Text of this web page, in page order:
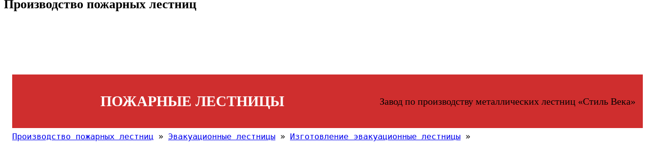
Производство пожарных лестниц
ПОЖАРНЫЕ ЛЕСТНИЦЫ Завод по производству металлических лестниц «Стиль Века»
Производство пожарных лестниц » Эвакуационные лестницы » Изготовление эвакуационные лестницы »